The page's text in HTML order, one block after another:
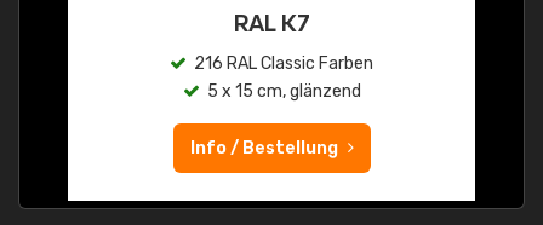
RAL K7
216 RAL Classic Farben
5 x 15 cm, glänzend
Info / Bestellung